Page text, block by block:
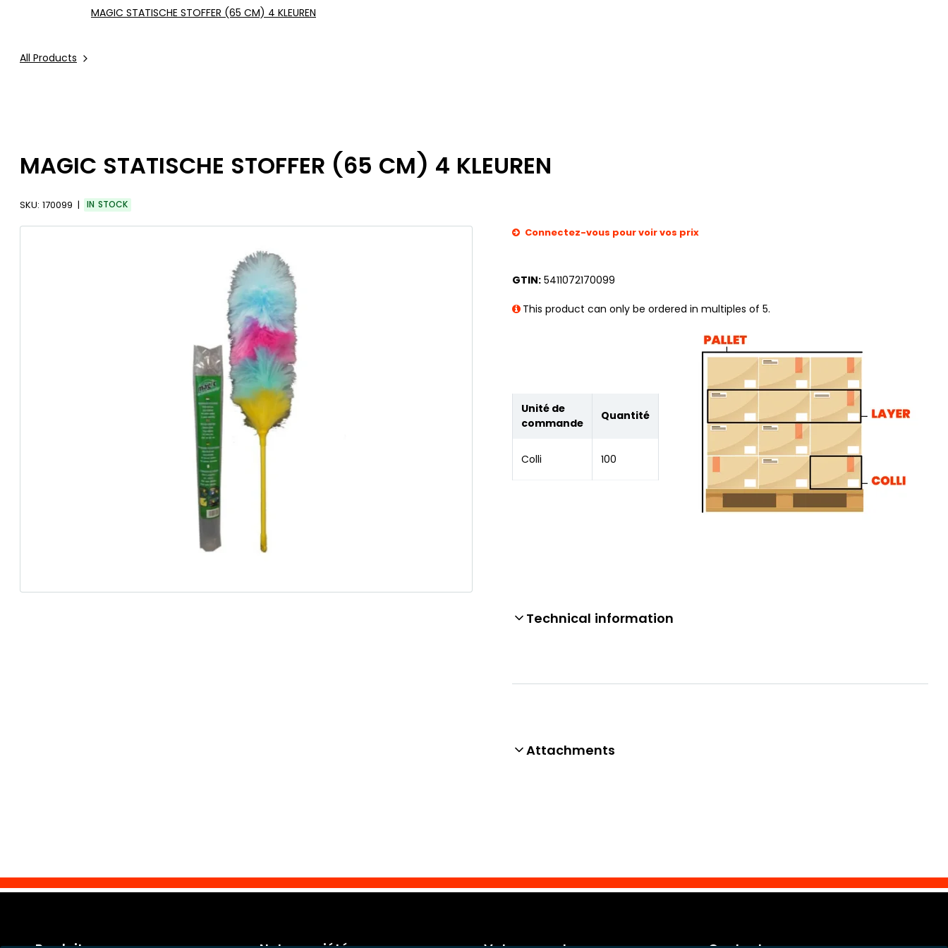
All Products
MAGIC STATISCHE STOFFER (65 CM) 4 KLEUREN
MAGIC STATISCHE STOFFER (65 CM) 4 KLEUREN
SKU: 170099 IN STOCK
Connectez-vous pour voir vos prix
GTIN: 5411072170099
This product can only be ordered in multiples of 5.
Unité de
commande
Quantité
Colli 100
Technical information
Attachments